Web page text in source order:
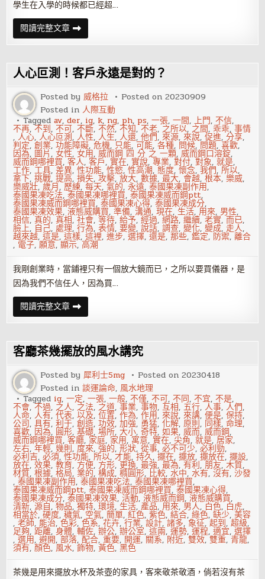
學生在入學的時候都已經超…
閱讀完整文章你
的
人
不
該
有
標
準
流
程
人心叵測！客戶永遠是對的？
Posted by威格拉 Posted on20230909
Posted in人際互動
Taggedav,der, ig, k, ng, ph, ps,一張,一間,上門,不信,
不再,不到,不可,不斷,不然,不知,不老, 之所以, 之間,乖乖,事情
,人心,人心叵測,人性,人生,人還,他們,來源,來說,促進,分享,
判定,創業,功能障礙,危機, 只能,可能,各種, 問候, 問題,喜歡,
因為, 圖片,女性,女用,威而鋼 四 分 之 一顆,威而鋼口溶錠,
威而鋼哪裡買,客人,客戶,實在,實說,專業,對付,對象,就是,
工作,工具,差異,性功能,性慾,性高潮, 態度,懷念,我們,所以,
拿下,挑戰,提高,損失,攻擊,放大,數據,最大, 會越,根本,樂威,
樂威壯,歲月,歷練,每天,氣的,永遠,泰國果凍副作用,
泰國果凍吃法,泰國果凍哪裡買,泰國果凍威而鋼ptt,
泰國果凍威而鋼哪裡買,泰國果凍心得,泰國果凍成分,
泰國果凍效果,液態威購買,準備,溝通,現在,生活, 用來, 男性,
相信,真的,真相,社會,等待,給予,經過,網路,繼續,老實,而已,
臉上, 自己, 處理,行為,表情,要變,說話,調查,變化,變成,走人,
越來越,這是,這樣,這裡,進步,選擇,還是,那些,鑑定, 防禦,離合
, 電子,願意,顯示,高潮
我剛創業時，當鋪裡只有一個放大鏡而已，之所以要買儀器，是
因為我們不信任人，因為買…
閱讀完整文章人
心
叵
客
戶
永
遠
是
對
的？
客廳茶幾擺放的風水講究
Posted by犀利士5mg Posted on20230418
Posted in談運論命, 風水地理
Tagged ig,一定,一張,一般,不僅,不可,不同,不宜,不是,
不會,不過, 之人, 之法, 之道,事業,事物,互相,五行,人事,人們,
人命,人有,代表,以及,位置,作為,作用,來說,來講,便是,保持,
公司,具有,利于,創造,功效,加強, 勇猛,化解,原則, 同樣,命理,
喜歡, 因為, 圓形,基礎,場所,大小,奇特,如果,威而,威而鋼,
威而鋼哪裡買,客廳, 家庭, 家用, 寓意,實在,尖角,就是,居家,
左右,年輕,幾則,度來,強的,形狀,從事,必不可少,必利勁,
必利吉,必須,性功能,所以,才能,持久,擺在,擺放,擺放在,擺設,
放在,效果,教育, 方便, 方形,更換,最強,最為,有利,朋友,木質,
材質,根據,格局, 業的,構成,橢圓形, 比較,水中,水有,沒有,沙發
,泰國果凍副作用,泰國果凍吃法,泰國果凍哪裡買,
泰國果凍威而鋼ptt,泰國果凍威而鋼哪裡買,泰國果凍心得,
泰國果凍成分,泰國果凍效果,活動,液態威而鋼,液態威購買,
清新,源自,物品,獨特,環境,生活,產品, 用來, 男人, 白色, 白虎,
相當於,硬度,穢氣, 空氣,簡單,紅色,紫色,結合,綠色,缺少,美容
,老師, 能治,色彩,色系,花卉,行業,設計,諸多, 象征,起到,超級,
足夠,距離,身體,輔佐,辦公,辦公室,這兩,運勢,運程,適宜,選擇
,選用,避開,部落,配合,重要, 開運, 關系, 附近,雙效,雙重,青龍,
須有,顏色, 風水,飾物,黃色,黑色
茶幾是用來擺放水杯及茶壺的家具，客來敬茶敬酒，倘若沒有茶